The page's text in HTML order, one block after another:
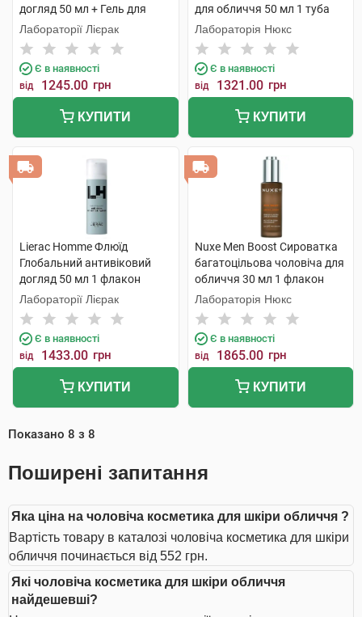
догляд 50 мл + Гель для
душу 200 мл 1 набір
Лабораторії Лієрак
Є в наявності
від 1245.00 грн
КУПИТИ
для обличчя 50 мл 1 туба
Лабораторія Нюкс
Є в наявності
від 1321.00 грн
КУПИТИ
Lierac Homme Флюїд
Глобальний антивіковий
догляд 50 мл 1 флакон
Лабораторії Лієрак
Є в наявності
від 1433.00 грн
КУПИТИ
Nuxe Men Boost Сироватка
багатоцільова чоловіча для
обличчя 30 мл 1 флакон
Лабораторія Нюкс
Є в наявності
від 1865.00 грн
КУПИТИ
Показано 8 з 8
Поширені запитання
Яка ціна на чоловіча косметика для шкіри обличчя ?
Вартість товару в каталозі чоловіча косметика для шкіри
обличчя починається від 552 грн.
Які чоловіча косметика для шкіри обличчя
найдешевші?